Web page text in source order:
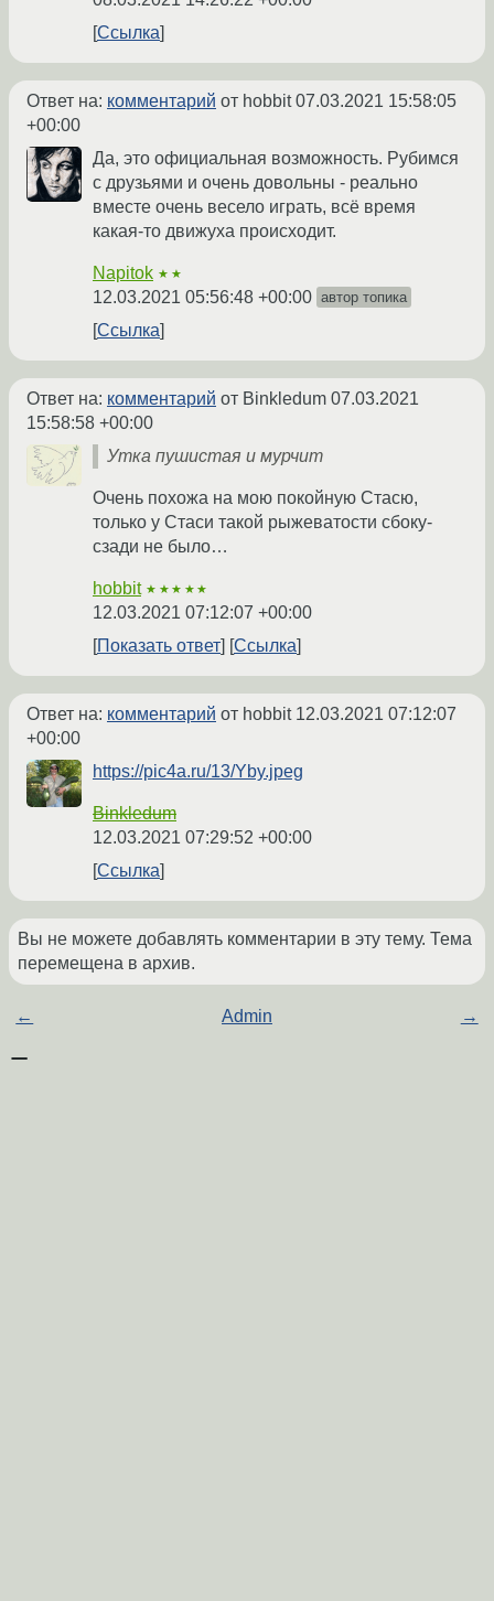
Ссылка
Ответ на: комментарий от hobbit07.03.2021 15:58:05
+00:00
Да, это официальная возможность. Рубимся
с друзьями и очень довольны - реально
вместе очень весело играть, всё время
какая-то движуха происходит.
Napitok ★★
12.03.2021 05:56:48 +00:00 автор топика
Ссылка
Ответ на: комментарий от Binkledum 07.03.2021
15:58:58 +00:00
Утка пушистая и мурчит
Очень похожа на мою покойную Стасю,
только у Стаси такой рыжеватости сбоку-
сзади не было…
hobbit ★★★★★
12.03.2021 07:12:07 +00:00
Показать ответ
Ссылка
Ответ на: комментарий от hobbit 12.03.2021 07:12:07
+00:00
https://pic4a.ru/13/Yby.jpeg
Binkledum
12.03.2021 07:29:52 +00:00
Ссылка
Вы не можете добавлять комментарии в эту тему. Тема
перемещена в архив.
← Admin →
Похожие темы